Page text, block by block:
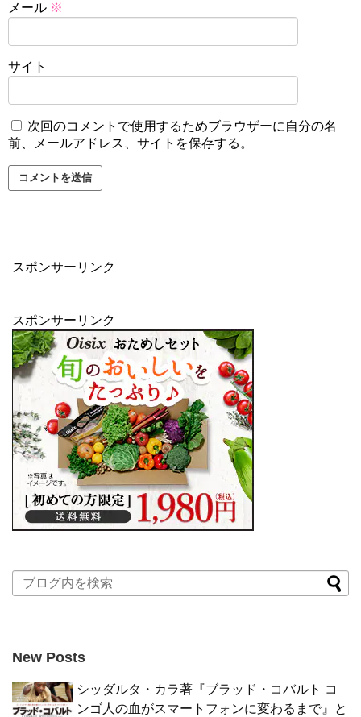
メール ※
サイト
次回のコメントで使用するためブラウザーに自分の名
前、メールアドレス、サイトを保存する。
スポンサーリンク
スポンサーリンク
New Posts
シッダルタ・カラ著『ブラッド・コバルト コ
ンゴ人の血がスマートフォンに変わるまで』と